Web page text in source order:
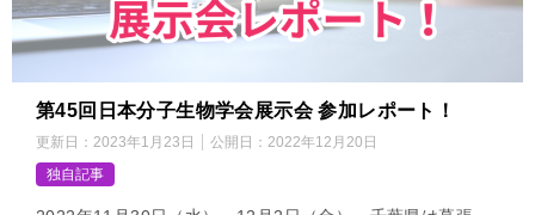
第45回日本分子生物学会展示会 参加レポート！
更新日： 2023年1月23日 公開日： 2022年12月20日
独自記事